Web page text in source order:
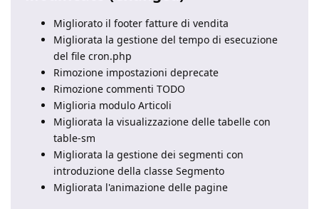
Migliorato il footer fatture di vendita
Migliorata la gestione del tempo di esecuzione
del file cron.php
Rimozione impostazioni deprecate
Rimozione commenti TODO
Miglioria modulo Articoli
Migliorata la visualizzazione delle tabelle con
table-sm
Migliorata la gestione dei segmenti con
introduzione della classe Segmento
Migliorata l'animazione delle pagine